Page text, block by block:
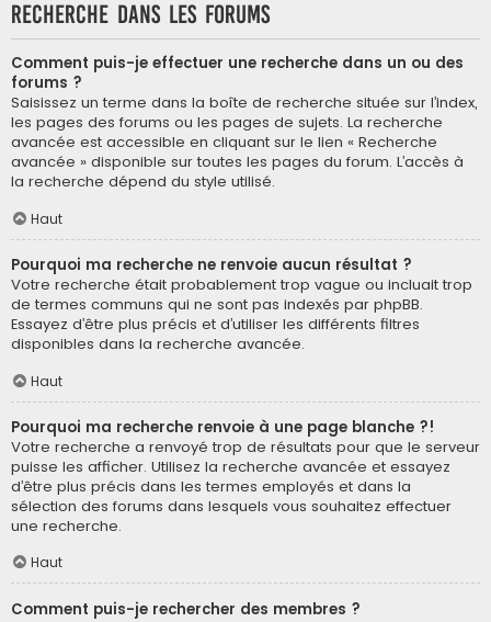
Recherche dans les forums
Comment puis-je effectuer une recherche dans un ou des
forums ?
Saisissez un terme dans la boîte de recherche située sur l’index,
les pages des forums ou les pages de sujets. La recherche
avancée est accessible en cliquant sur le lien « Recherche
avancée » disponible sur toutes les pages du forum. L’accès à
la recherche dépend du style utilisé.
Haut
Pourquoi ma recherche ne renvoie aucun résultat ?
Votre recherche était probablement trop vague ou incluait trop
de termes communs qui ne sont pas indexés par phpBB.
Essayez d’être plus précis et d’utiliser les différents filtres
disponibles dans la recherche avancée.
Haut
Pourquoi ma recherche renvoie à une page blanche ?!
Votre recherche a renvoyé trop de résultats pour que le serveur
puisse les afficher. Utilisez la recherche avancée et essayez
d’être plus précis dans les termes employés et dans la
sélection des forums dans lesquels vous souhaitez effectuer
une recherche.
Haut
Comment puis-je rechercher des membres ?